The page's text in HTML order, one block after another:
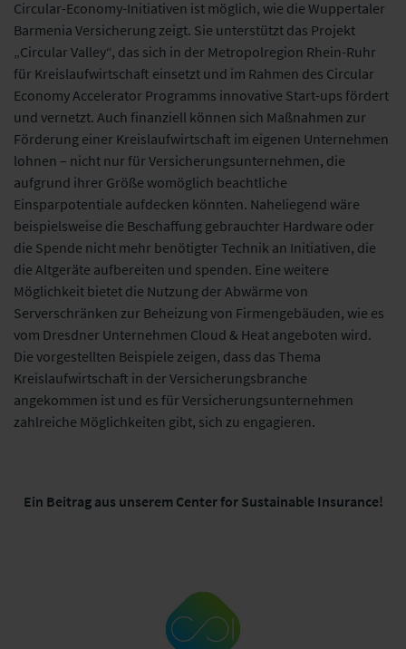
Circular-Economy-Initiativen ist möglich, wie die Wuppertaler
Barmenia Versicherung zeigt. Sie unterstützt das Projekt
„Circular Valley“, das sich in der Metropolregion Rhein-Ruhr
für Kreislaufwirtschaft einsetzt und im Rahmen des Circular
Economy Accelerator Programms innovative Start-ups fördert
und vernetzt. Auch finanziell können sich Maßnahmen zur
Förderung einer Kreislaufwirtschaft im eigenen Unternehmen
lohnen – nicht nur für Versicherungsunternehmen, die
aufgrund ihrer Größe womöglich beachtliche
Einsparpotentiale aufdecken könnten. Naheliegend wäre
beispielsweise die Beschaffung gebrauchter Hardware oder
die Spende nicht mehr benötigter Technik an Initiativen, die
die Altgeräte aufbereiten und spenden. Eine weitere
Möglichkeit bietet die Nutzung der Abwärme von
Serverschränken zur Beheizung von Firmengebäuden, wie es
vom Dresdner Unternehmen Cloud & Heat angeboten wird.
Die vorgestellten Beispiele zeigen, dass das Thema
Kreislaufwirtschaft in der Versicherungsbranche
angekommen ist und es für Versicherungsunternehmen
zahlreiche Möglichkeiten gibt, sich zu engagieren.
Ein Beitrag aus unserem Center for Sustainable Insurance!